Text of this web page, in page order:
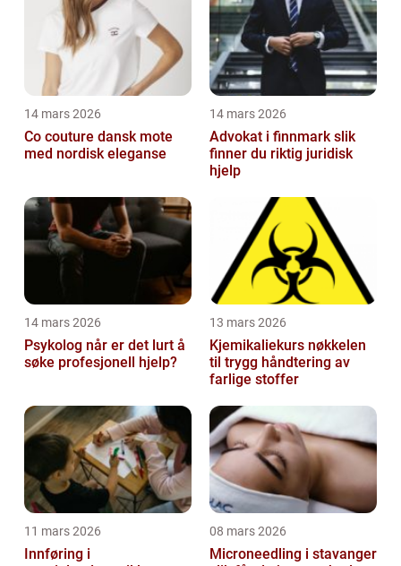
14 mars 2026
Co couture dansk mote
med nordisk eleganse
14 mars 2026
Advokat i finnmark slik
finner du riktig juridisk
hjelp
14 mars 2026
Psykolog når er det lurt å
søke profesjonell hjelp?
13 mars 2026
Kjemikaliekurs nøkkelen
til trygg håndtering av
farlige stoffer
11 mars 2026
Innføring i
08 mars 2026
Microneedling i stavanger